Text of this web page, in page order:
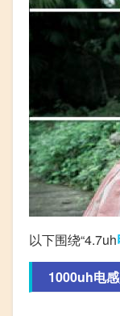
以下围绕“4.7uh
1000uh电